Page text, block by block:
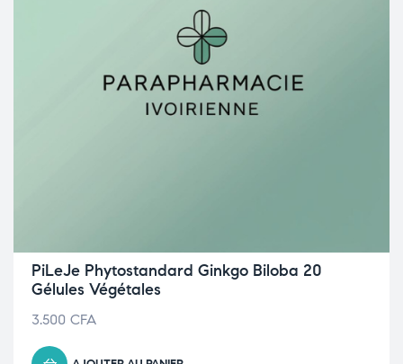
PiLeJe Phytostandard Ginkgo Biloba 20
Gélules Végétales
3.500 CFA